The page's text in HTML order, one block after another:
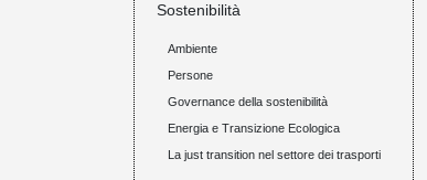
Sostenibilità
Ambiente
Persone
Governance della sostenibilità
Energia e Transizione Ecologica
La just transition nel settore dei trasporti